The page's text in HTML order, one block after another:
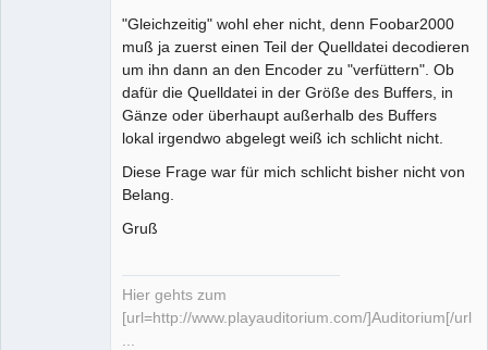
"Gleichzeitig" wohl eher nicht, denn Foobar2000
muß ja zuerst einen Teil der Quelldatei decodieren
um ihn dann an den Encoder zu "verfüttern". Ob
dafür die Quelldatei in der Größe des Buffers, in
Gänze oder überhaupt außerhalb des Buffers
lokal irgendwo abgelegt weiß ich schlicht nicht.
Diese Frage war für mich schlicht bisher nicht von
Belang.
Gruß
Hier gehts zum
[url=http://www.playauditorium.com/]Auditorium[/url]
...